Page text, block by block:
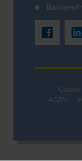
AGB's